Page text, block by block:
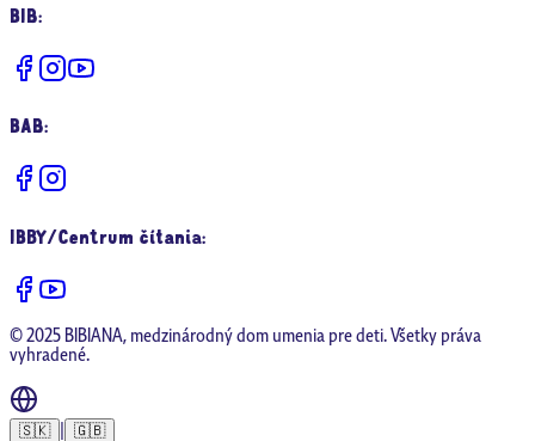
BIB:
BAB:
IBBY/Centrum čítania:
© 2025 BIBIANA, medzinárodný dom umenia pre deti. Všetky práva
vyhradené.
🇸🇰 🇬🇧